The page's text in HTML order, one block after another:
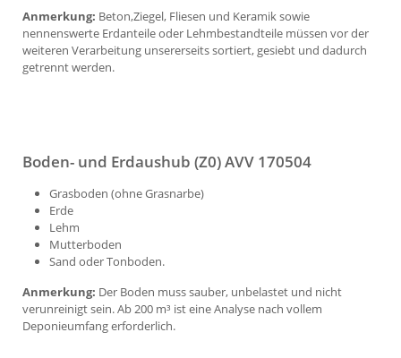
Anmerkung: Beton,Ziegel, Fliesen und Keramik sowie
nennenswerte Erdanteile oder Lehmbestandteile müssen vor der
weiteren Verarbeitung unsererseits sortiert, gesiebt und dadurch
getrennt werden.
Boden- und Erdaushub (Z0) AVV 170504
Grasboden (ohne Grasnarbe)
Erde
Lehm
Mutterboden
Sand oder Tonboden.
Anmerkung: Der Boden muss sauber, unbelastet und nicht
verunreinigt sein. Ab 200 m³ ist eine Analyse nach vollem
Deponieumfang erforderlich.